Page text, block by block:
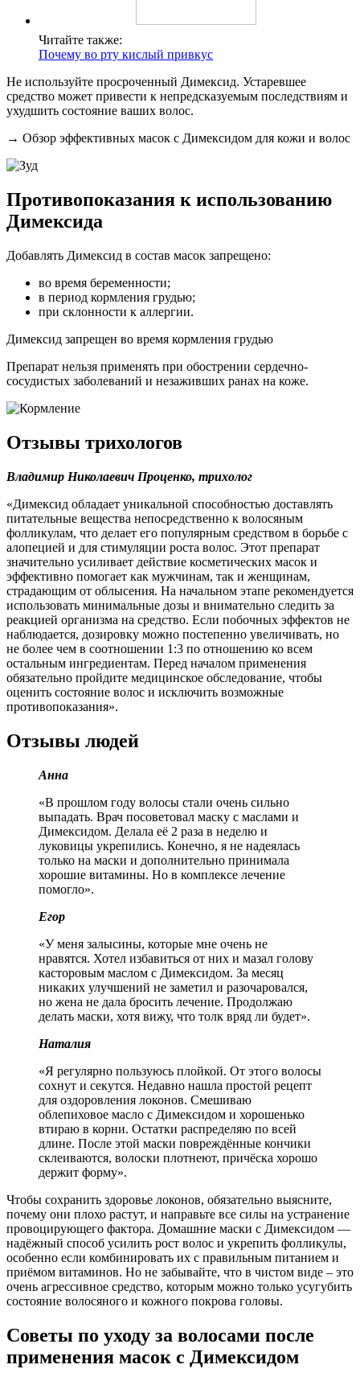
Читайте также:
Почему во рту кислый привкус
Не используйте просроченный Димексид. Устаревшее
средство может привести к непредсказуемым последствиям и
ухудшить состояние ваших волос.
→ Обзор эффективных масок с Димексидом для кожи и волос
Противопоказания к использованию
Димексида
Добавлять Димексид в состав масок запрещено:
во время беременности;
в период кормления грудью;
при склонности к аллергии.
Димексид запрещен во время кормления грудью
Препарат нельзя применять при обострении сердечно-
сосудистых заболеваний и незаживших ранах на коже.
Отзывы трихологов
Владимир Николаевич Проценко, трихолог
«Димексид обладает уникальной способностью доставлять
питательные вещества непосредственно к волосяным
фолликулам, что делает его популярным средством в борьбе с
алопецией и для стимуляции роста волос. Этот препарат
значительно усиливает действие косметических масок и
эффективно помогает как мужчинам, так и женщинам,
страдающим от облысения. На начальном этапе рекомендуется
использовать минимальные дозы и внимательно следить за
реакцией организма на средство. Если побочных эффектов не
наблюдается, дозировку можно постепенно увеличивать, но
не более чем в соотношении 1:3 по отношению ко всем
остальным ингредиентам. Перед началом применения
обязательно пройдите медицинское обследование, чтобы
оценить состояние волос и исключить возможные
противопоказания».
Отзывы людей
Анна
«В прошлом году волосы стали очень сильно
выпадать. Врач посоветовал маску с маслами и
Димексидом. Делала её 2 раза в неделю и
луковицы укрепились. Конечно, я не надеялась
только на маски и дополнительно принимала
хорошие витамины. Но в комплексе лечение
помогло».
Егор
«У меня залысины, которые мне очень не
нравятся. Хотел избавиться от них и мазал голову
касторовым маслом с Димексидом. За месяц
никаких улучшений не заметил и разочаровался,
но жена не дала бросить лечение. Продолжаю
делать маски, хотя вижу, что толк вряд ли будет».
Наталия
«Я регулярно пользуюсь плойкой. От этого волосы
сохнут и секутся. Недавно нашла простой рецепт
для оздоровления локонов. Смешиваю
облепиховое масло с Димексидом и хорошенько
втираю в корни. Остатки распределяю по всей
длине. После этой маски повреждённые кончики
склеиваются, волоски плотнеют, причёска хорошо
держит форму».
Чтобы сохранить здоровье локонов, обязательно выясните,
почему они плохо растут, и направьте все силы на устранение
провоцирующего фактора. Домашние маски с Димексидом —
надёжный способ усилить рост волос и укрепить фолликулы,
особенно если комбинировать их с правильным питанием и
приёмом витаминов. Но не забывайте, что в чистом виде – это
очень агрессивное средство, которым можно только усугубить
состояние волосяного и кожного покрова головы.
Советы по уходу за волосами после
применения масок с Димексидом